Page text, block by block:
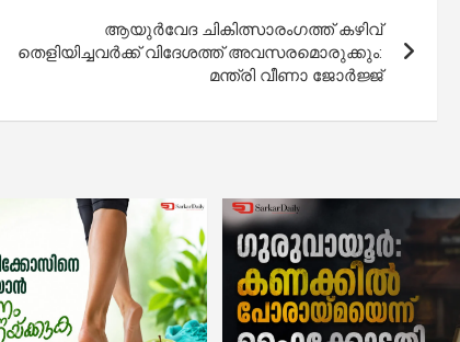
ആയുർവേദ ചികിത്സാരംഗത്ത് കഴിവ്
തെളിയിച്ചവർക്ക് വിദേശത്ത് അവസരമൊരുക്കും:
മന്ത്രി വീണാ ജോർജ്ജ്